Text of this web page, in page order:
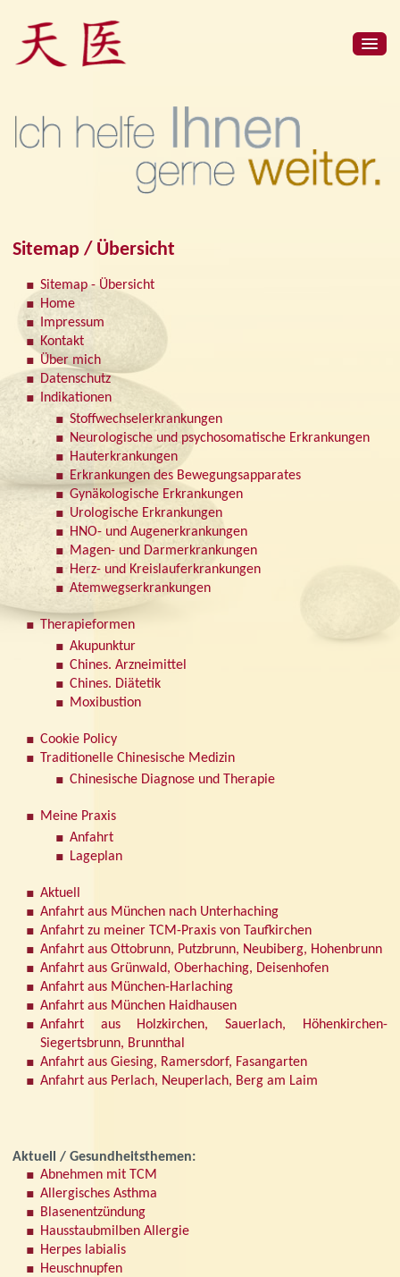
Sitemap / Übersicht
Sitemap - Übersicht
Home
Impressum
Kontakt
Über mich
Datenschutz
Indikationen
Stoffwechselerkrankungen
Neurologische und psychosomatische Erkrankungen
Hauterkrankungen
Erkrankungen des Bewegungsapparates
Gynäkologische Erkrankungen
Urologische Erkrankungen
HNO- und Augenerkrankungen
Magen- und Darmerkrankungen
Herz- und Kreislauferkrankungen
Atemwegserkrankungen
Therapieformen
Akupunktur
Chines. Arzneimittel
Chines. Diätetik
Moxibustion
Cookie Policy
Traditionelle Chinesische Medizin
Chinesische Diagnose und Therapie
Meine Praxis
Anfahrt
Lageplan
Aktuell
Anfahrt aus München nach Unterhaching
Anfahrt zu meiner TCM-Praxis von Taufkirchen
Anfahrt aus Ottobrunn, Putzbrunn, Neubiberg, Hohenbrunn
Anfahrt aus Grünwald, Oberhaching, Deisenhofen
Anfahrt aus München-Harlaching
Anfahrt aus München Haidhausen
Anfahrt aus Holzkirchen, Sauerlach, Höhenkirchen-
Siegertsbrunn, Brunnthal
Anfahrt aus Giesing, Ramersdorf, Fasangarten
Anfahrt aus Perlach, Neuperlach, Berg am Laim
Aktuell / Gesundheitsthemen:
Abnehmen mit TCM
Allergisches Asthma
Blasenentzündung
Hausstaubmilben Allergie
Herpes labialis
Heuschnupfen